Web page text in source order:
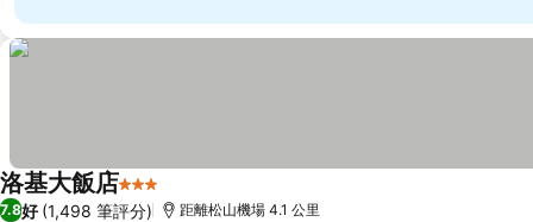
洛基大飯店3 星級
7.8好 (1,498 筆評分) 距離松山機場 4.1 公里